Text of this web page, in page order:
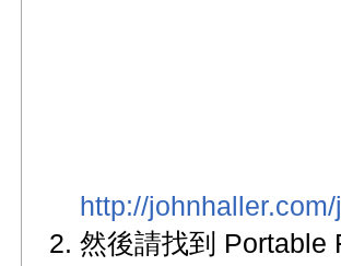
http://
然後請找到 Portable